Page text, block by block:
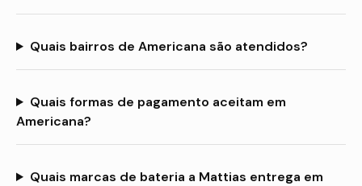
Quais bairros de Americana são atendidos?
Quais formas de pagamento aceitam em
Americana?
Quais marcas de bateria a Mattias entrega em